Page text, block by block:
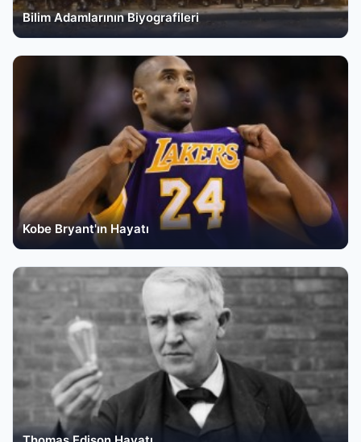
Bilim Adamlarının Biyografileri
Kobe Bryant'ın Hayatı